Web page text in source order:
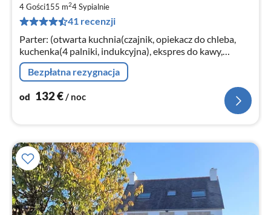
4 Gości155 m24Sypialnie
41 recenzji
Parter: (otwarta kuchnia(czajnik, opiekacz do chleba,
kuchenka(4 palniki, indukcyjna), ekspres do kawy,
piekarnik, kuchenka mikrofalowa, zmywarka do naczyń,
lodówka)
Bezpłatna rezygnacja
od 132€/ noc